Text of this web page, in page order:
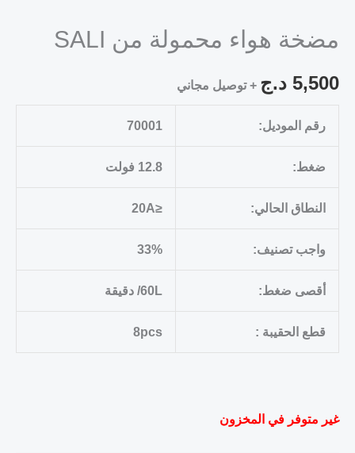
مضخة هواء محمولة من SALI
5,500 د.ج + توصيل مجاني
رقم الموديل: 70001
ضغط: 12.8 فولت
النطاق الحالي: ≤20A
واجب تصنيف: 33%
أقصى ضغط: 60L/ دقيقة
قطع الحقيبة : 8pcs
غير متوفر في المخزون